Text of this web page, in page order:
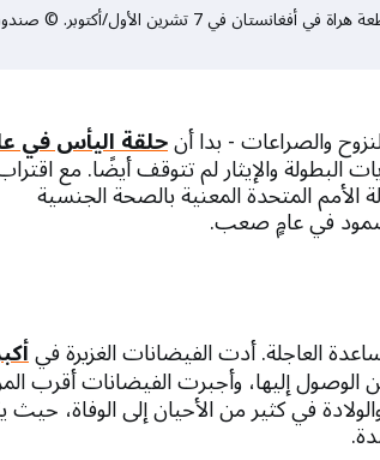
القابلة رهنا تزور حنيفة، أم حديثة تبلُغ من العمر 20 عامًا، قد دُمِر منزلها في الزلزال
والصراعات - بدا أنحلقة اليأس في
البطولة والإيثار لم تتوقف أيضًا. مع
الأمم المتحدة المعنية بالصحة الجنسية
في عامٍ صعب.
العاجلة. أدت الفيضانات الغزيرة في
الوصول إليها، وأجبرت الفيضانات أقرب
في كثير من الأحيان إلى الوفاة، حيث